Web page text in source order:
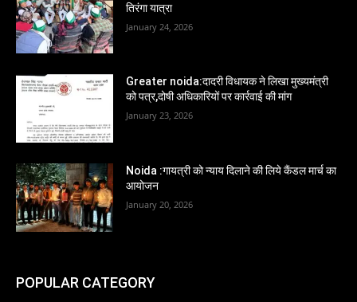
तिरंगा यात्रा
January 24, 2026
Greater noida:दादरी विधायक ने लिखा मुख्यमंत्री
को पत्र,दोषी अधिकारियों पर कार्रवाई की मांग
January 23, 2026
Noida :गायत्री को न्याय दिलाने की लिये कैंडल मार्च का
आयोजन
January 20, 2026
POPULAR CATEGORY